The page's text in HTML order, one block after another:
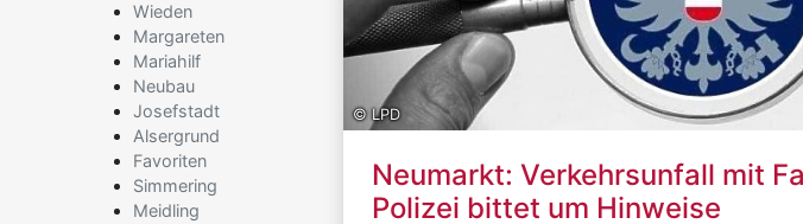
Wieden
Margareten
Mariahilf
Neubau
Josefstadt
Alsergrund
Favoriten
Simmering
Meidling
© LPD
Neumarkt: Verkehrsunfall mit
Polizei bittet um Hinweise